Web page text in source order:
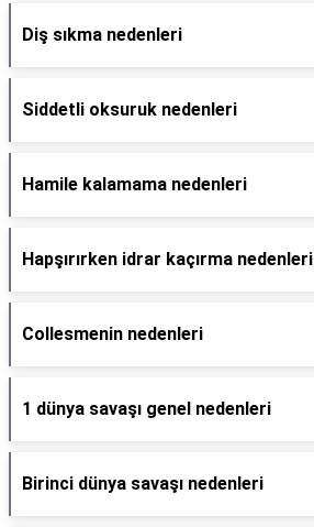
Diş sıkma nedenleri
Siddetli oksuruk nedenleri
Hamile kalamama nedenleri
Hapşırırken idrar kaçırma nedenleri
Collesmenin nedenleri
1 dünya savaşı genel nedenleri
Birinci dünya savaşı nedenleri